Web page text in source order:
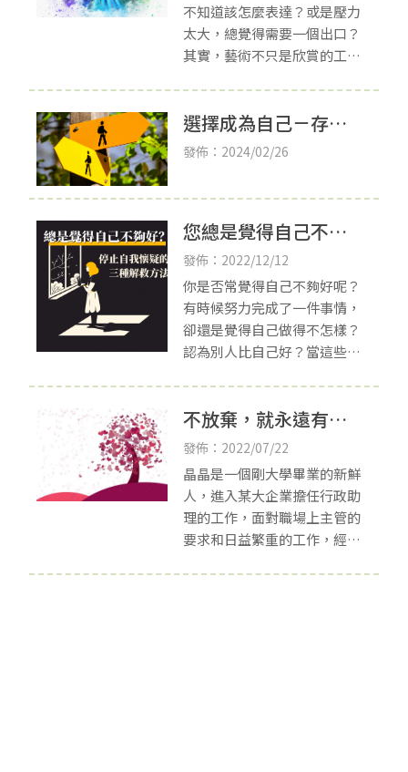
不知道該怎麼表達？或是壓力
太大，總覺得需要一個出口？
其實，藝術不只是欣賞的工
幸福感！
選擇成為自己－存在
主義觀點
發佈：2024/02/26
您總是覺得自己不夠
好嗎?停止自我懷疑的
三種解救方法
發佈：2022/12/12
你是否常覺得自己不夠好呢？
有時候努力完成了一件事情，
卻還是覺得自己做得不怎樣？
認為別人比自己好？當這些念
己真的如同自己所想，我就是
這麼糟糕？如果你也
不放棄，就永遠有希
望─淺談自殺防治-新
竹心理治療
發佈：2022/07/22
晶晶是一個剛大學畢業的新鮮
人，進入某大企業擔任行政助
理的工作，面對職場上主管的
要求和日益繁重的工作，經過